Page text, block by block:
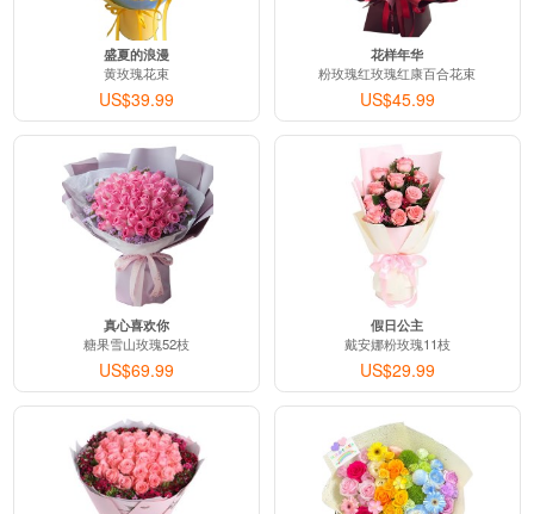
盛夏的浪漫
黄玫瑰花束
US$39.99
花样年华
粉玫瑰红玫瑰红康百合花束
US$45.99
真心喜欢你
糖果雪山玫瑰52枝
US$69.99
假日公主
戴安娜粉玫瑰11枝
US$29.99